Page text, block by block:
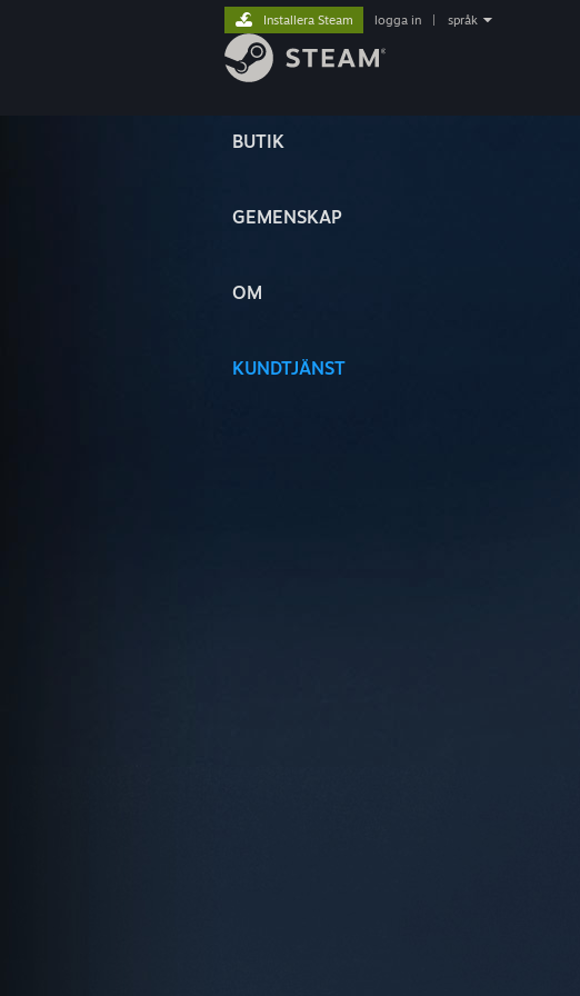
BUTIK
GEMENSKAP
OM
KUNDTJÄNST
Installera Steam logga in språk